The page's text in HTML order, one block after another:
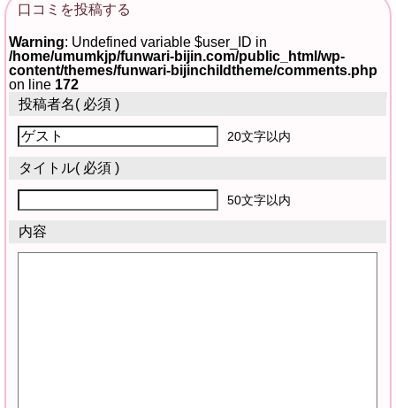
口コミを投稿する
Warning : Undefined variable $user_ID in
/home/umumkjp/funwari-bijin.com/public_html/wp-
content/themes/funwari-bijinchildtheme/comments.php
on line 172
投稿者名( 必須 )
20文字以内
タイトル( 必須 )
50文字以内
内容